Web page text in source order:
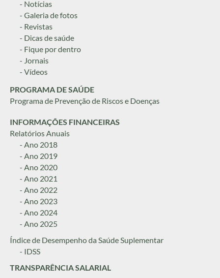
- Notícias
- Galeria de fotos
- Revistas
- Dicas de saúde
- Fique por dentro
- Jornais
- Vídeos
PROGRAMA DE SAÚDE
Programa de Prevenção de Riscos e Doenças
INFORMAÇÕES FINANCEIRAS
Relatórios Anuais
- Ano 2018
- Ano 2019
- Ano 2020
- Ano 2021
- Ano 2022
- Ano 2023
- Ano 2024
- Ano 2025
Índice de Desempenho da Saúde Suplementar
- IDSS
TRANSPARÊNCIA SALARIAL